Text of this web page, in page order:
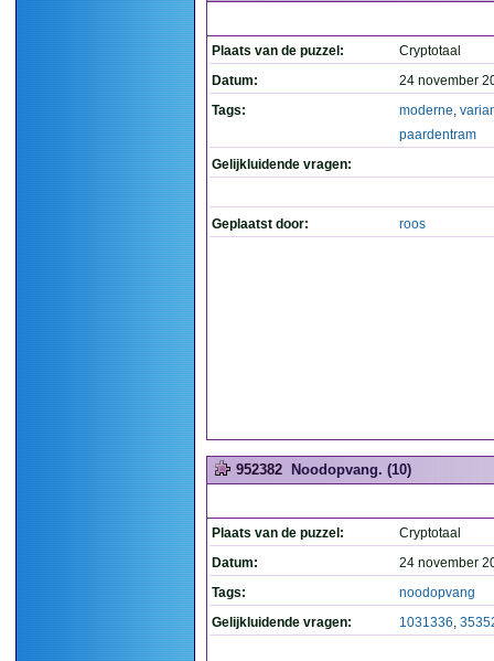
Plaats van de puzzel:
Cryptotaal
Datum:
24 november
Tags:
moderne,
paardentram
Gelijkluidende vragen:
Geplaatst door: roos
952382 Noodopvang. (10)
Plaats van de puzzel:
Cryptotaal
Datum:
24 november
Tags:
noodopvang
Gelijkluidende vragen:
1031336,